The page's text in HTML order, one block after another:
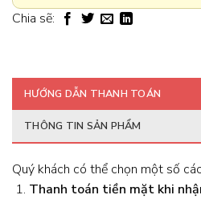
Chia sẽ:
HƯỚNG DẪN THANH TOÁN
THÔNG TIN SẢN PHẨM
Quý khách có thể chọn một số
Thanh toán tiền mặt khi